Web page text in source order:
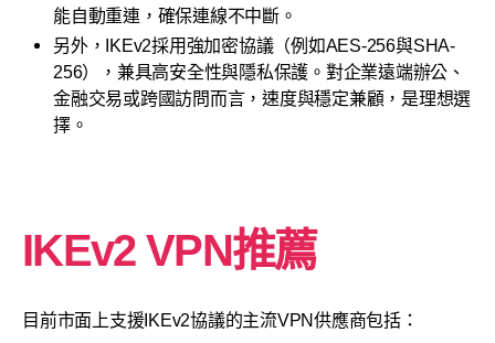
能自動重連，確保連線不中斷。
另外，IKEv2採用強加密協議（例如AES-256與SHA-
256），兼具高安全性與隱私保護。對企業遠端辦公、
金融交易或跨國訪問而言，速度與穩定兼顧，是理想選
擇。
IKEv2 VPN推薦
目前市面上支援IKEv2協議的主流VPN供應商包括：